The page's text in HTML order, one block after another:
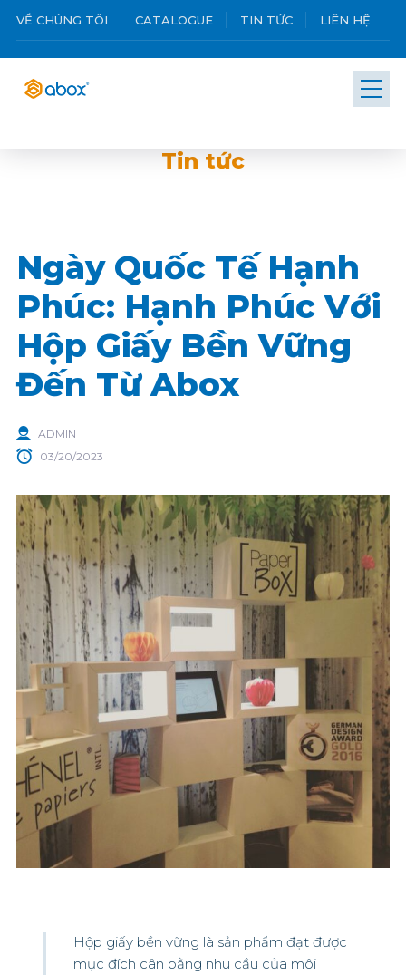
VỀ CHÚNG TÔI CATALOGUE TIN TỨC LIÊN HỆ
Tin tức
Ngày Quốc Tế Hạnh
Phúc: Hạnh Phúc Với
Hộp Giấy Bền Vững
Đến Từ Abox
ADMIN
03/20/2023
Hộp giấy bền vững là sản phẩm đạt được
mục đích cân bằng nhu cầu của môi